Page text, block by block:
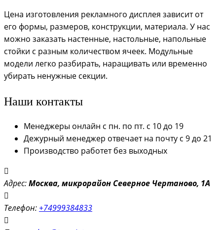
Цена изготовления рекламного дисплея зависит от
его формы, размеров, конструкции, материала. У нас
можно заказать настенные, настольные, напольные
стойки с разным количеством ячеек. Модульные
модели легко разбирать, наращивать или временно
убирать ненужные секции.
Наши контакты
Менеджеры онлайн с пн. по пт. с 10 до 19
Дежурный менеджер отвечает на почту с 9 до 21
Производство работет без выходных
Адрес:Москва, микрорайон Северное Чертаново, 1А
Телефон: +74999384833